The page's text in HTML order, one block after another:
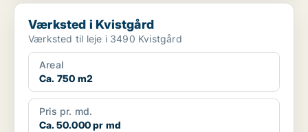
Værksted i Kvistgård
Værksted i Kvistgård
Værksted til leje i 3490 Kvistgård
Areal
Ca. 750 m2
Pris pr. md.
Ca. 50.000 pr md